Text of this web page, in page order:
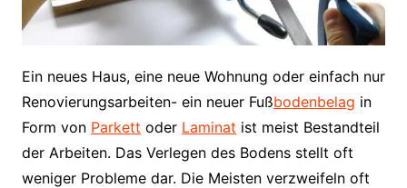
Ein neues Haus, eine neue Wohnung oder einfach nur
Renovierungsarbeiten- ein neuer Fußbodenbelag in
Form von Parkett oder Laminat ist meist Bestandteil
der Arbeiten. Das Verlegen des Bodens stellt oft
weniger Probleme dar. Die Meisten verzweifeln oft